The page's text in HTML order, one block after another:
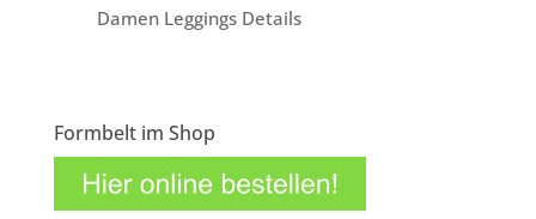
Damen Leggings Details
Formbelt im Shop